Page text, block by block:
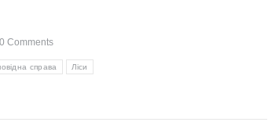
0 Comments
справа Ліси